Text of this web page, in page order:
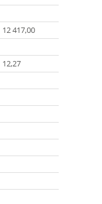
12 417,00
12,27